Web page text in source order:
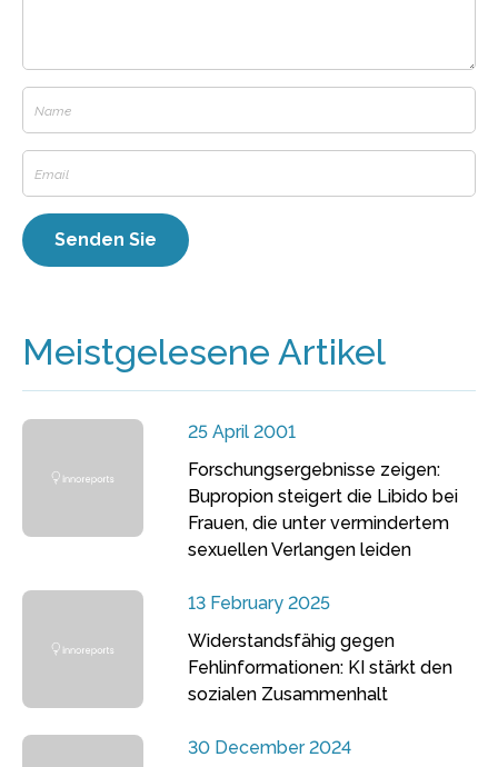
Meistgelesene Artikel
25 April 2001
Forschungsergebnisse zeigen:
Bupropion steigert die Libido bei
Frauen, die unter vermindertem
sexuellen Verlangen leiden
13 February 2025
Widerstandsfähig gegen
Fehlinformationen: KI stärkt den
sozialen Zusammenhalt
30 December 2024